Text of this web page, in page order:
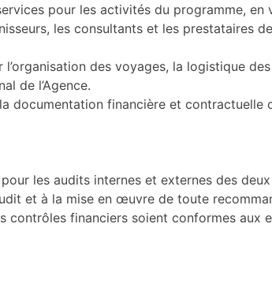
pour les activités du programme,
les consultants et les prestataires
des voyages, la logistique
de l’Agence.
documentation financière et
les audits internes et externes des
et à la mise en œuvre de toute
contrôles financiers soient conformes